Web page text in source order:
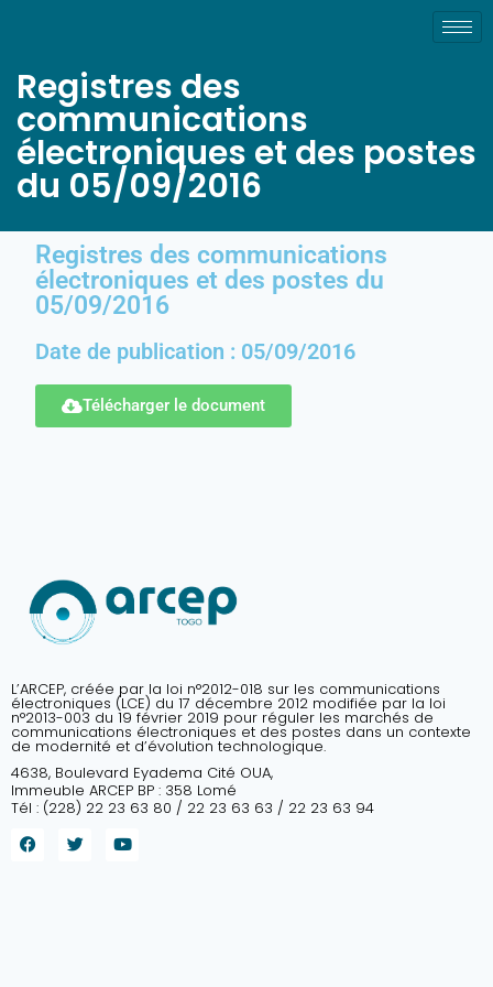
Registres des
communications
électroniques et des postes
du 05/09/2016
Registres des communications
électroniques et des postes du
05/09/2016
Date de publication : 05/09/2016
Télécharger le document
L’ARCEP, créée par la loi n°2012-018 sur les communications
électroniques (LCE) du 17 décembre 2012 modifiée par la loi
n°2013-003 du 19 février 2019 pour réguler les marchés de
communications électroniques et des postes dans un contexte
de modernité et d’évolution technologique.
4638, Boulevard Eyadema Cité OUA,
Immeuble ARCEP BP : 358 Lomé
Tél : (228) 22 23 63 80 / 22 23 63 63 / 22 23 63 94